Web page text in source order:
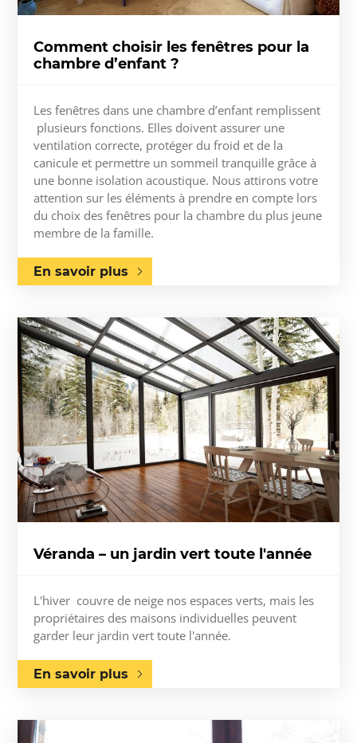
Comment choisir les fenêtres pour la
chambre d’enfant ?
Les fenêtres dans une chambre d’enfant remplissent
plusieurs fonctions. Elles doivent assurer une
ventilation correcte, protéger du froid et de la
canicule et permettre un sommeil tranquille grâce à
une bonne isolation acoustique. Nous attirons votre
attention sur les éléments à prendre en compte lors
du choix des fenêtres pour la chambre du plus jeune
membre de la famille.
En savoir plus
Véranda – un jardin vert toute l'année
L'hiver couvre de neige nos espaces verts, mais les
propriétaires des maisons individuelles peuvent
garder leur jardin vert toute l'année.
En savoir plus